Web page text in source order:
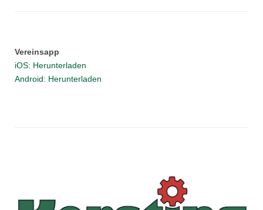
Vereinsapp
iOS: Herunterladen
Android: Herunterladen